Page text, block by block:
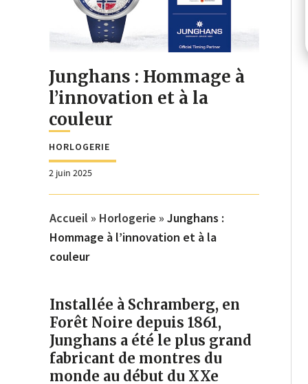
Junghans : Hommage à
l’innovation et à la
couleur
HORLOGERIE
2 juin 2025
Accueil » Horlogerie » Junghans :
Hommage à l’innovation et à la
couleur
Installée à Schramberg, en
Forêt Noire depuis 1861,
Junghans a été le plus grand
fabricant de montres du
monde au début du XXe